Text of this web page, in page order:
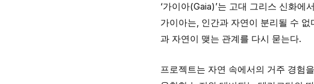
‘가이아(Gaia)’는 고대 그리스 신화
가이아는, 인간과 자연이 분리될 수
과 자연이 맺는 관계를 다시 묻는다.
프로젝트는 자연 속에서의 거주 경험